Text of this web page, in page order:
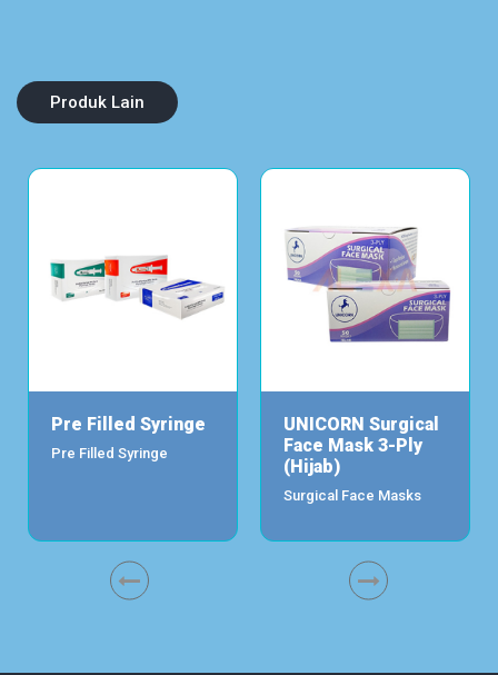
Produk Lain
Pre Filled Syringe
Pre Filled Syringe
UNICORN Surgical
Face Mask 3-Ply
(Hijab)
Surgical Face Masks